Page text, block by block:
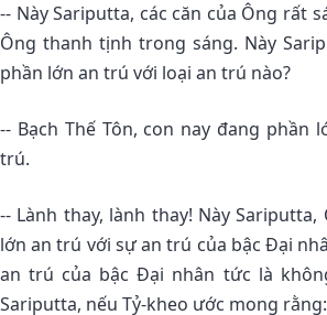
-- Này Sariputta, các căn của Ông rất
Ông thanh tịnh trong sáng. Này
phần lớn an trú với loại an trú nào?
-- Bạch Thế Tôn, con nay đang phần
trú.
-- Lành thay, lành thay! Này
lớn an trú với sự an trú của bậc Ðại
an trú của bậc Ðại nhân tức là
Sariputta, nếu Tỷ-kheo ước mong